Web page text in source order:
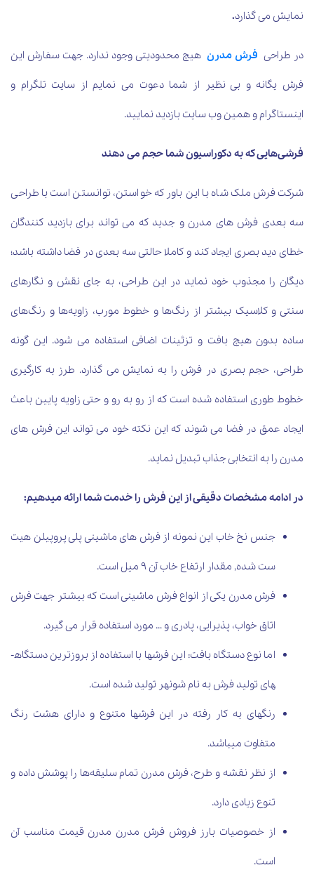
نمایش می گذارد.
در طراحی فرش مدرنهیچ محدودیتی وجود ندارد. جهت سفارش این
فرش یگانه و بی نظیر از شما دعوت می نمایم از سایت تلگرام و
اینستاگرام و همین وب سایت بازدید نمایید.
فرشی‌هایی که به دکوراسیون شما حجم می دهند
شرکت فرش ملک شاه با این باور که خواستن، توانستن است با طراحی
سه بعدی فرش های مدرن و جدید که می تواند برای بازدید کنندگان
خطای دید بصری ایجاد کند و کاملا حالتی سه بعدی در فضا داشته باشد؛
دیگان را مجذوب خود نماید در این طراحی، به جای نقش و نگارهای
سنتی و کلاسیک بیشتر از رنگ‌ها و خطوط مورب، زاویه‌ها و رنگ‌های
ساده بدون هیچ بافت و تزئینات اضافی استفاده می شود. این گونه
طراحی، حجم بصری در فرش را به نمایش می گذارد. طرز به کارگیری
خطوط طوری استفاده شده است که از رو به رو و حتی زاویه پایین باعث
ایجاد عمق در فضا می شوند که این نکته خود می تواند این فرش های
مدرن را به انتخابی جذاب تبدیل نماید.
در ادامه مشخصات دقیقی از این فرش را خدمت شما ارائه می­دهیم:
جنس نخ خاب این نمونه از فرش­ های ماشینی پلی پروپیلن هیت
ست شده, مقدار ارتفاع خاب آن 9 میل است.
فرش مدرن یکی از انواع فرش ماشینی است که بیشتر جهت فرش
اتاق خواب، پذیرایی، پادری و … مورد استفاده قرار می گیرد.
اما نوع دستگاه بافت: این فرش­ها با استفاده از بروزترین دستگاه­
های تولید فرش به نام شونهر تولید شده است.
رنگ­های به کار رفته در این فرش­ها متنوع و دارای هشت رنگ
متفاوت می­باشد.
از نظر نقشه و طرح، فرش مدرن تمام سلیقه‌ها را پوشش داده و
تنوع زیادی دارد.
از خصوصیات بارز فروش فرش مدرن مدرن قیمت مناسب آن
است.